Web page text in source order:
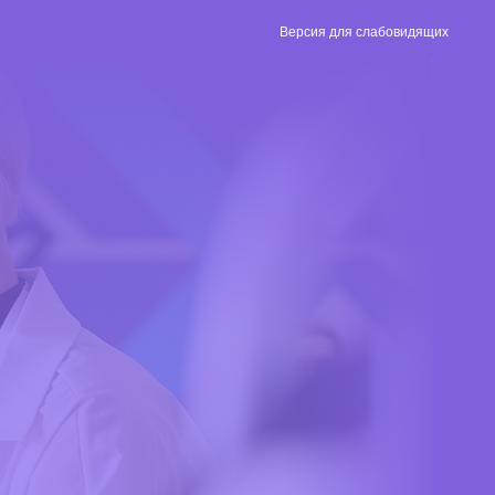
Версия для слабовидящих